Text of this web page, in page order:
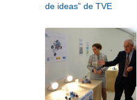
de ideas” de TVE